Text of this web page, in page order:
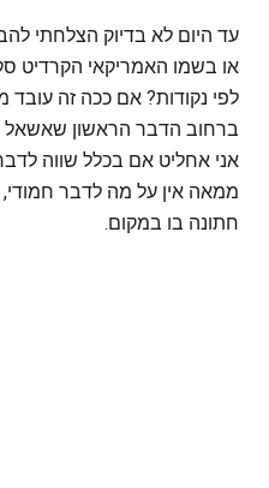
עד היום לא בדיוק הצלחתי
או בשמו האמריקאי הקרדיט
לפי נקודות? אם ככה זה
ברחוב הדבר הראשון שאשאל
אני אחליט אם בכלל שווה
חתונה בו במקום.